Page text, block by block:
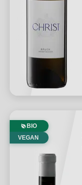
BIO
VEGAN